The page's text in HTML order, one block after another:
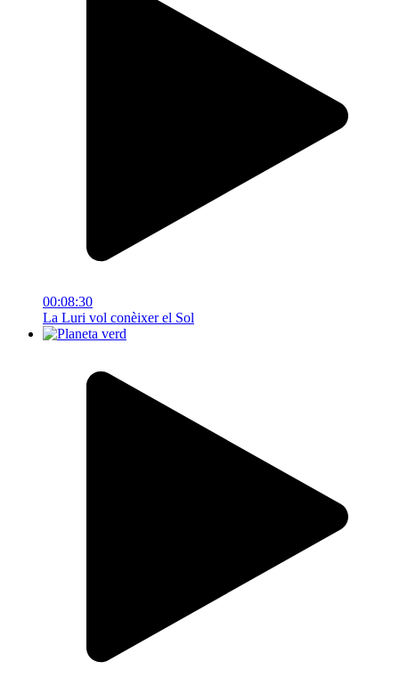
00:08:30
La Luri vol conèixer el Sol